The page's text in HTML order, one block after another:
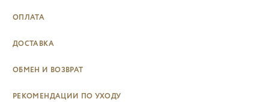
ОПЛАТА
ДОСТАВКА
ОБМЕН И ВОЗВРАТ
РЕКОМЕНДАЦИИ ПО УХОДУ